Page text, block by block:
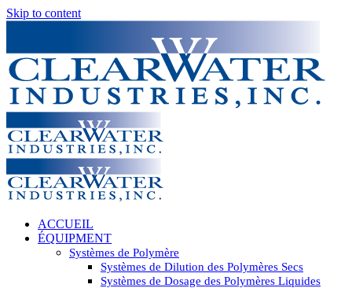
Skip to content
ACCUEIL
ÉQUIPMENT
Systèmes de Polymère
Systèmes de Dilution des Polymères Secs
Systèmes de Dosage des Polymères Liquides